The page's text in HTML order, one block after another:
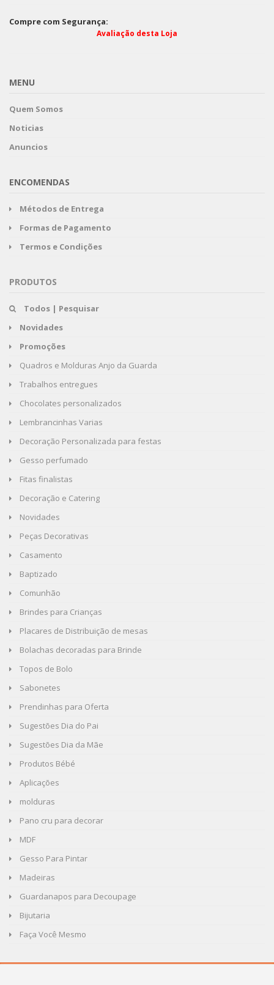
Compre com Segurança:
Avaliação desta Loja
MENU
Quem Somos
Noticias
Anuncios
ENCOMENDAS
Métodos de Entrega
Formas de Pagamento
Termos e Condições
PRODUTOS
Todos | Pesquisar
Novidades
Promoções
Quadros e Molduras Anjo da Guarda
Trabalhos entregues
Chocolates personalizados
Lembrancinhas Varias
Decoração Personalizada para festas
Gesso perfumado
Fitas finalistas
Decoração e Catering
Novidades
Peças Decorativas
Casamento
Baptizado
Comunhão
Brindes para Crianças
Placares de Distribuição de mesas
Bolachas decoradas para Brinde
Topos de Bolo
Sabonetes
Prendinhas para Oferta
Sugestões Dia do Pai
Sugestões Dia da Mãe
Produtos Bébé
Aplicações
molduras
Pano cru para decorar
MDF
Gesso Para Pintar
Madeiras
Guardanapos para Decoupage
Bijutaria
Faça Você Mesmo